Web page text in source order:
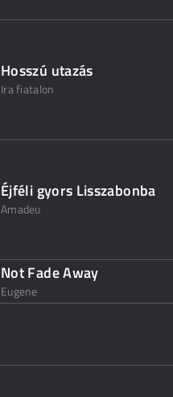
Hosszú utazás
Ira fiatalon
Éjféli gyors Lisszabonba
Amadeu
Not Fade Away
Eugene